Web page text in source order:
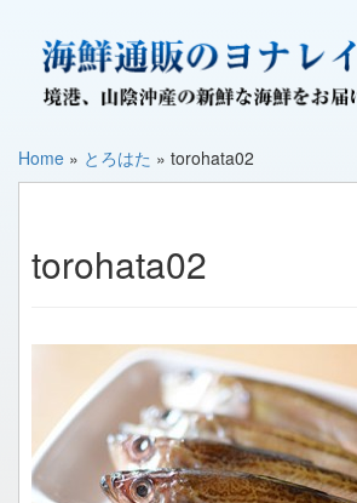
Home » とろはた » torohata02
torohata02